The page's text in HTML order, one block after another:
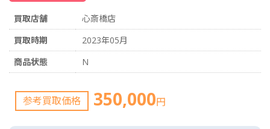
買取店舗
心斎橋店
買取時期
2023年05月
商品状態
N
参考買取価格 350,000円